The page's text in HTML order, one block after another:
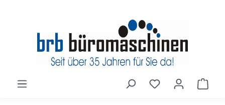
Du hast 0